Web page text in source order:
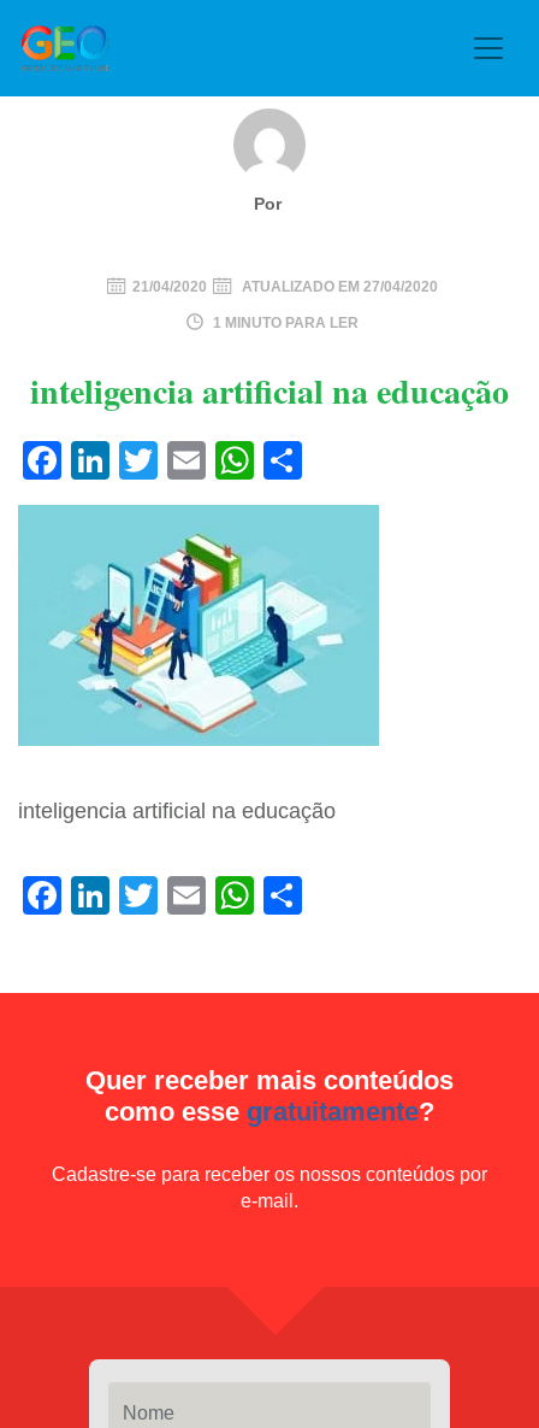
Por
21/04/2020 ATUALIZADO EM 27/04/2020
1 MINUTO PARA LER
inteligencia artificial na educação
Facebook
LinkedIn
Twitter
EmailWhatsApp
inteligencia artificial na educação
Facebook
LinkedIn
Twitter
EmailWhatsApp
Quer receber mais conteúdos
como esse gratuitamente?
Cadastre-se para receber os nossos conteúdos por
e-mail.